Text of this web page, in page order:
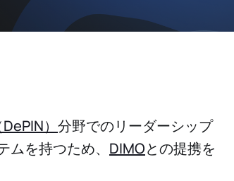
） 分野でのリーダーシップ
を持つため、 DIMOとの提携を